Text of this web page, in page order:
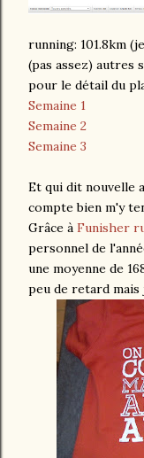
running: 101.8km
(pas assez) autres
pour le détail du
Semaine 1
Semaine 2
Semaine 3
Et qui dit nouvelle
compte bien m'y
Grâce à Funisher
personnel de
une moyenne de
peu de retard mais